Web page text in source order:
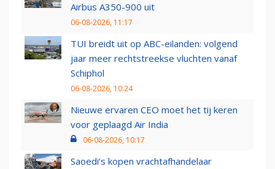
Airbus A350-900 uit
06-08-2026, 11:17
TUI breidt uit op ABC-eilanden: volgend
jaar meer rechtstreekse vluchten vanaf
Schiphol
06-08-2026, 10:24
Nieuwe ervaren CEO moet het tij keren
voor geplaagd Air India
06-08-2026, 10:17
Saoedi’s kopen vrachtafhandelaar